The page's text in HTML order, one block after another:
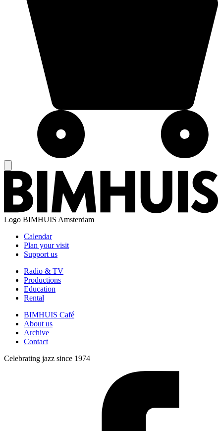
Logo BIMHUIS Amsterdam
Calendar
Plan your visit
Support us
Radio & TV
Productions
Education
Rental
BIMHUIS Café
About us
Archive
Contact
Celebrating jazz since 1974